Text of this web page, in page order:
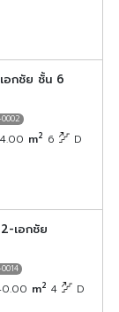
เอกชัย ชั้น 6
0002
m2 6 D
เอกชัย
m2 4 D